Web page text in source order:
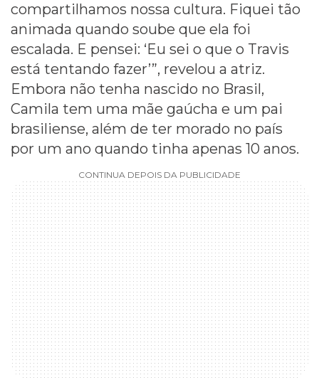
compartilhamos nossa cultura. Fiquei tão
animada quando soube que ela foi
escalada. E pensei: ‘Eu sei o que o Travis
está tentando fazer’”, revelou a atriz.
Embora não tenha nascido no Brasil,
Camila tem uma mãe gaúcha e um pai
brasiliense, além de ter morado no país
por um ano quando tinha apenas 10 anos.
CONTINUA DEPOIS DA PUBLICIDADE